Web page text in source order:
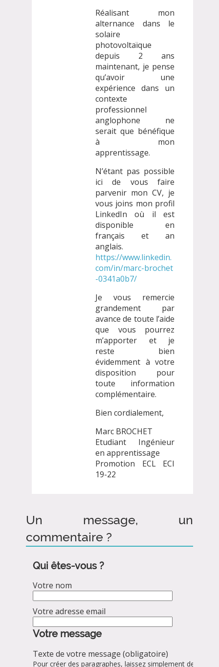
Réalisant mon
alternance dans le
solaire
photovoltaïque
depuis 2 ans
maintenant, je pense
qu’avoir une
expérience dans un
contexte
professionnel
anglophone ne
serait que bénéfique
à mon
apprentissage.
N’étant pas possible
ici de vous faire
parvenir mon CV, je
vous joins mon profil
LinkedIn où il est
disponible en
français et an
anglais.
https://www.linkedin.
com/in/marc-brochet
-0341a0b7/
Je vous remercie
grandement par
avance de toute l’aide
que vous pourrez
m’apporter et je
reste bien
évidemment à votre
disposition pour
toute information
complémentaire.
Bien cordialement,
Marc BROCHET
Etudiant Ingénieur
en apprentissage
Promotion ECL ECI
19-22
Un message, un
commentaire ?
Qui êtes-vous ?
Votre nom
Votre adresse email
Votre message
Texte de votre message (obligatoire)
Pour créer des paragraphes, laissez simplement des